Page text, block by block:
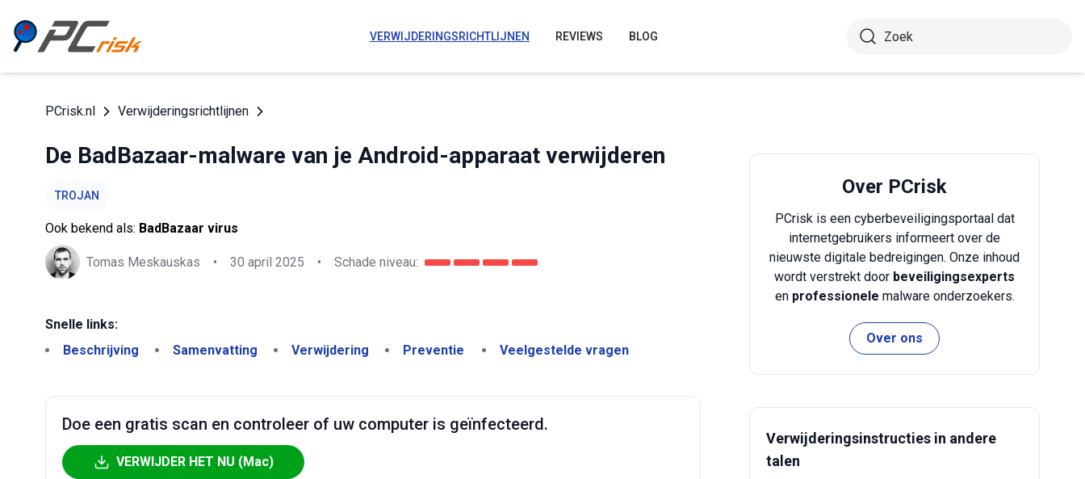
VERWIJDERINGSRICHTLIJNEN REVIEWS BLOG
PCrisk.nl Verwijderingsrichtlijnen
De BadBazaar-malware van je Android-apparaat verwijderen
TROJAN
Ook bekend als: BadBazaar virus
Tomas Meskauskas • 30 april 2025 • Schade niveau:
Snelle links:
Beschrijving
Samenvatting Verwijdering Preventie Veelgestelde vragen
Doe een gratis scan en controleer of uw computer is geïnfecteerd.
VERWIJDER HET NU (Mac)
Over PCrisk
PCrisk is een cyberbeveiligingsportaal dat
internetgebruikers informeert over de
nieuwste digitale bedreigingen. Onze inhoud
wordt verstrekt door beveiligingsexperts
en professionele malware onderzoekers.
Over ons
Verwijderingsinstructies in andere
talen